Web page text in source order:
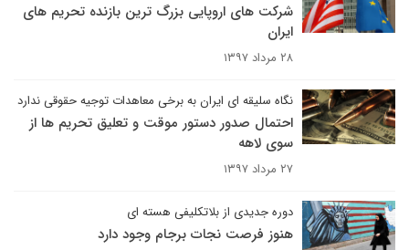
شرکت های اروپایی بزرگ ترین بازنده تحریم های
ایران
۲۸ مرداد ۱۳۹۷
نگاه سلیقه ای ایران به برخی معاهدات توجیه حقوقی ندارد
احتمال صدور دستور موقت و تعلیق تحریم ها از
سوی لاهه
۲۷ مرداد ۱۳۹۷
دوره جدیدی از بلاتکلیفی هسته ای
هنوز فرصت نجات برجام وجود دارد